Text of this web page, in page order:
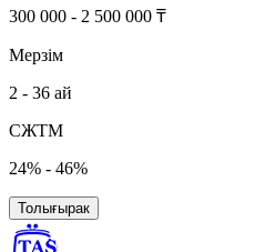
300 000 - 2 500 000 ₸
Мерзім
2 - 36 ай
СЖТМ
24% - 46%
Толығырак